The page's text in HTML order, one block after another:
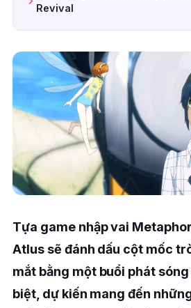
Revival
Tựa game nhập vai
Atlus sẽ đánh dấu cột mốc
mắt bằng một buổi phát
biệt, dự kiến mang đến